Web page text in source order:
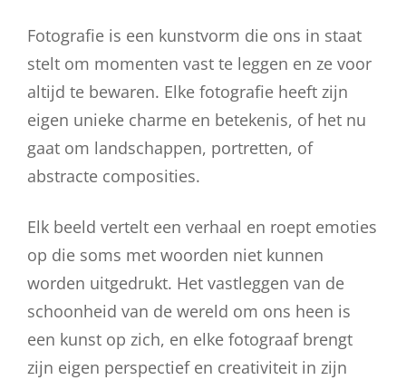
Fotografie is een kunstvorm die ons in staat
stelt om momenten vast te leggen en ze voor
altijd te bewaren. Elke fotografie heeft zijn
eigen unieke charme en betekenis, of het nu
gaat om landschappen, portretten, of
abstracte composities.
Elk beeld vertelt een verhaal en roept emoties
op die soms met woorden niet kunnen
worden uitgedrukt. Het vastleggen van de
schoonheid van de wereld om ons heen is
een kunst op zich, en elke fotograaf brengt
zijn eigen perspectief en creativiteit in zijn